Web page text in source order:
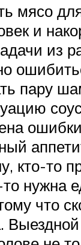
мясо
и
из
пару
кто-то
нужна
что